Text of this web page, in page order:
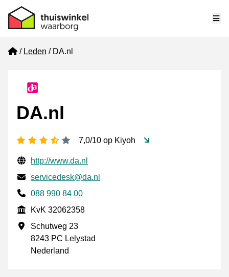
Home
Leden DA.nl
DA.nl
3,5 sterren
7,0/10 op Kiyoh
Gecontroleerde contactgegevens
Website URL
http://www.da.nl
E-mail
servicedesk@da.nl
Telefoonnummer
088 990 84 00
KvK
KvK 32062358
Vestigingsadres
Schutweg 23
8243 PC Lelystad
Nederland